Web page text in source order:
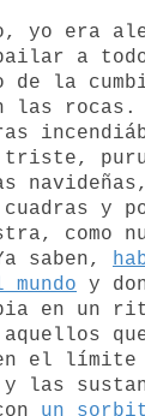
yo era
a
la
las rocas.
triste,
y
como
saben,
y
en un
aquellos
el límite
las
un